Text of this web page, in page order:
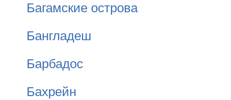
Багамские острова
Бангладеш
Барбадос
Бахрейн